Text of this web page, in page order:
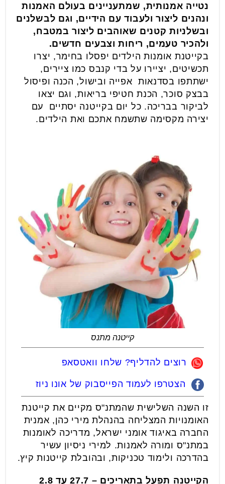
נטייה אמנותית, שמתעניינים בעולם האמנות
ונהנים ליצור ולעבוד עם הידיים, וגם לבשלנים
ובשלניות קטנים שאוהבים ליצור במטבח,
ולהכיר טעמים, ריחות וצבעים חדשים.
בקייטנת אומנות הילדים יפסלו בחימר, יצרו
תכשיטים, יציירו על בדי קנבס כמו ציירים,
ישתתפו בסדנאות אפייה ובישול, הכנה ופיסול
בבצק סוכר, הכנת חטיפי בריאות, וגם יצאו
לביקור בבריכה. כל יום בקייטנה יסתיים עם
יצירה מקסימה שתשמח אתכם ואת הילדים.
קייטנה מתנס
רוצים להדליף? שלחו וואטסאפ
הצטרפו לעמוד הפייסבוק של אונו ניוז
זו השנה השלישית שהמתנ"ס מקיים את קייטנת
האומנויות המצליחה בהנהלת מירי כהן, אמנית
החברה באיגוד אומני ישראל, מדריכה לאומנות
במתנ"ס ומורה לאמנות. למירי ניסיון עשיר
בהדרכה ולימוד טכניקות, ובהובלת קייטנות קיץ.
הקייטנה תפעל בתאריכים – 27.7 עד 2.8